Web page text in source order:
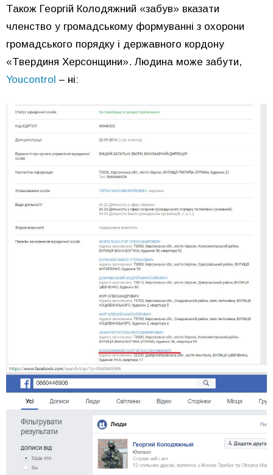
Також Георгій Колодяжний «забув» вказати
членство у громадському формуванні з охорони
громадського порядку і державного кордону
«Твердиня Херсонщини». Людина може забути,
Youcontrol – ні: